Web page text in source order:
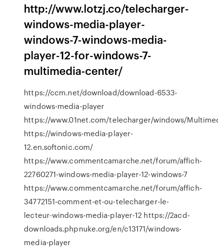
http://www.lotzj.co/telecharger-
windows-media-player-
windows-7-windows-media-
player-12-for-windows-7-
multimedia-center/
https://ccm.net/download/download-6533-
windows-media-player
https://www.01net.com/telecharger/windows/
https://windows-media-player-
12.en.softonic.com/
https://www.commentcamarche.net/forum/affich-
22760271-windows-media-player-12-windows-7
https://www.commentcamarche.net/forum/affich-
34772151-comment-et-ou-telecharger-le-
lecteur-windows-media-player-12 https://2acd-
downloads.phpnuke.org/en/c13171/windows-
media-player